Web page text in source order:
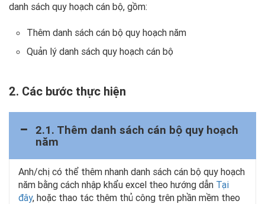
danh sách quy hoạch cán bộ, gồm:
Thêm danh sách cán bộ quy hoạch năm
Quản lý danh sách quy hoạch cán bộ
2. Các bước thực hiện
2.1. Thêm danh sách cán bộ quy hoạch
năm
Anh/chị có thể thêm nhanh danh sách cán bộ quy hoạch
năm bằng cách nhập khẩu excel theo hướng dẫn Tại
đây, hoặc thao tác thêm thủ công trên phần mềm theo